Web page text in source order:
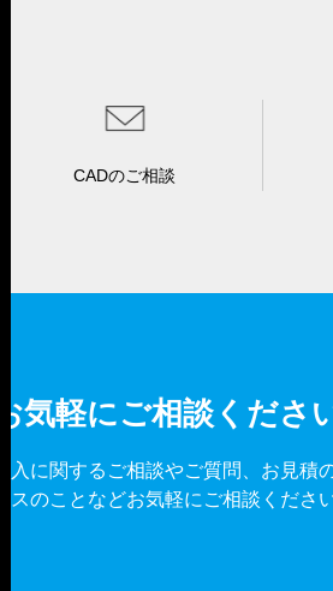
CADのご相談
お気軽にご相談くださ
導入に関するご相談やご質問、お見
ビスのことなどお気軽にご相談くださ